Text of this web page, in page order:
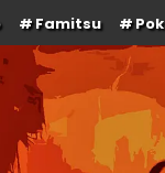
Famitsu